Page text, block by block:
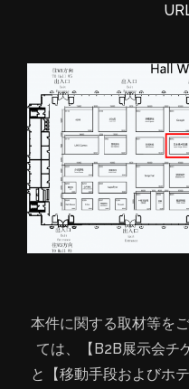
本件に関する取材等を
ては、【B2B展示会チ
と【移動手段およびホ